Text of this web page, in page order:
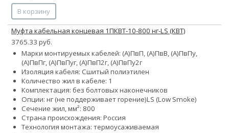
В корзину
Муфта кабельная концевая 1ПКВТ-10-800 нг-LS (КВТ)
3765.33 руб.
Марки монтируемых кабелей: (А)ПвП, (А)ПвВ, (А)ПвПу,
(А)ПвПг, (А)ПвПуг, (А)ПвП2г, (А)ПвПу2г
Изоляция кабеля: Сшитый полиэтилен
Количество жил в кабеле: 1
Комплектация: без болтовых наконечников
Опции: нг (не поддерживает горение)LS (Low Smoke)
Сечение жил, мм²: 800
Страна происхождения: Россия
Технология монтажа: термоусаживаемая